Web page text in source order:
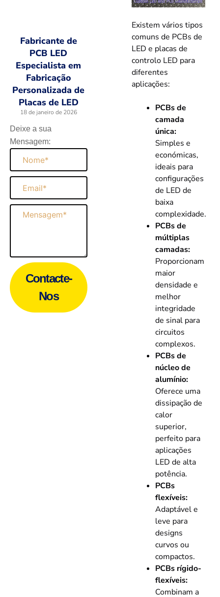
Fabricante de
PCB LED
Especialista em
Fabricação
Personalizada de
Placas de LED
18 de janeiro de 2026
Deixe a sua
Mensagem:
Nome
Email
Mensagem
Contacte-
Nos
Existem vários tipos
comuns de PCBs de
LED e placas de
controlo LED para
diferentes
aplicações:
PCBs de
camada
única:
Simples e
económicas,
ideais para
configurações
de LED de
baixa
complexidade.
PCBs de
múltiplas
camadas:
Proporcionam
maior
densidade e
melhor
integridade
de sinal para
circuitos
complexos.
PCBs de
núcleo de
alumínio:
Oferece uma
dissipação de
calor
superior,
perfeito para
aplicações
LED de alta
potência.
PCBs
flexíveis:
Adaptável e
leve para
designs
curvos ou
compactos.
PCBs rígido-
flexíveis:
Combinam a